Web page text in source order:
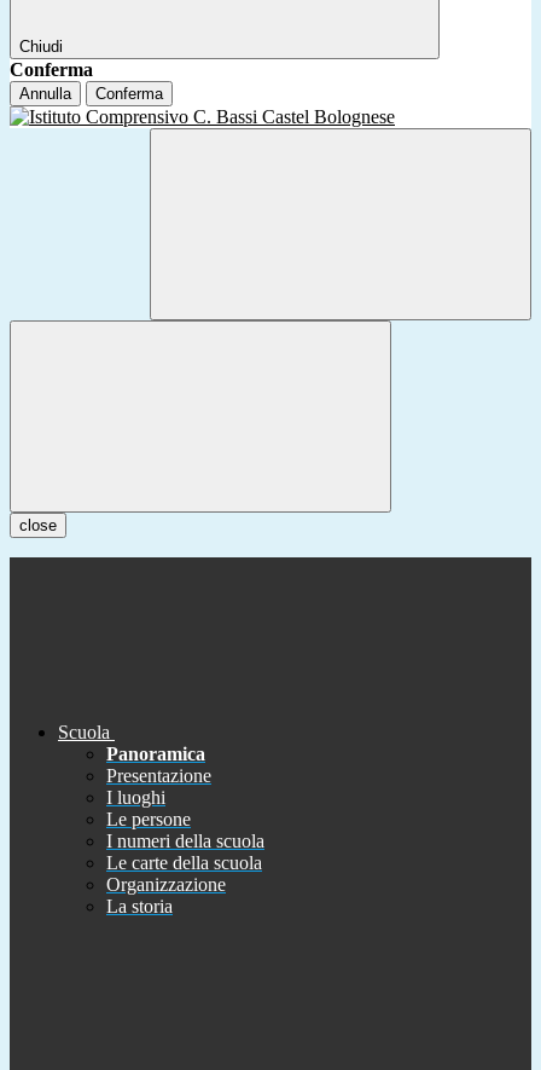
Chiudi
Conferma
Annulla Conferma
close
Scuola
Panoramica
Presentazione
I luoghi
Le persone
I numeri della scuola
Le carte della scuola
Organizzazione
La storia